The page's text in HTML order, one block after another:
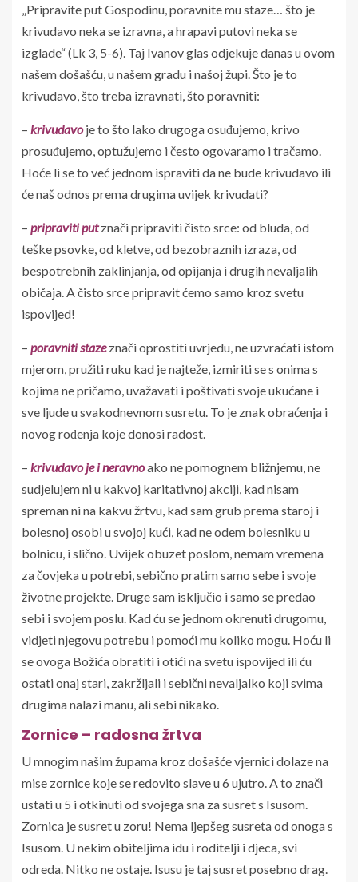
„Pripravite put Gospodinu, poravnite mu staze… što je
krivudavo neka se izravna, a hrapavi putovi neka se
izglade“ (Lk 3, 5-6). Taj Ivanov glas odjekuje danas u ovom
našem došašću, u našem gradu i našoj župi. Što je to
krivudavo, što treba izravnati, što poravniti:
– krivudavoje to što lako drugoga osuđujemo, krivo
prosuđujemo, optužujemo i često ogovaramo i tračamo.
Hoće li se to već jednom ispraviti da ne bude krivudavo ili
će naš odnos prema drugima uvijek krivudati?
– pripravitiputznači pripraviti čisto srce: od bluda, od
teške psovke, od kletve, od bezobraznih izraza, od
bespotrebnih zaklinjanja, od opijanja i drugih nevaljalih
običaja. A čisto srce pripravit ćemo samo kroz svetu
ispovijed!
– poravnitistazeznači oprostiti uvrjedu, ne uzvraćati istom
mjerom, pružiti ruku kad je najteže, izmiriti se s onima s
kojima ne pričamo, uvažavati i poštivati svoje ukućane i
sve ljude u svakodnevnom susretu. To je znak obraćenja i
novog rođenja koje donosi radost.
– krivudavoje ineravnoako ne pomognem bližnjemu, ne
sudjelujem ni u kakvoj karitativnoj akciji, kad nisam
spreman ni na kakvu žrtvu, kad sam grub prema staroj i
bolesnoj osobi u svojoj kući, kad ne odem bolesniku u
bolnicu, i slično. Uvijek obuzet poslom, nemam vremena
za čovjeka u potrebi, sebično pratim samo sebe i svoje
životne projekte. Druge sam isključio i samo se predao
sebi i svojem poslu. Kad ću se jednom okrenuti drugomu,
vidjeti njegovu potrebu i pomoći mu koliko mogu. Hoću li
se ovoga Božića obratiti i otići na svetu ispovijed ili ću
ostati onaj stari, zakržljali i sebični nevaljalko koji svima
drugima nalazi manu, ali sebi nikako.
Zornice – radosna žrtva
U mnogim našim župama kroz došašće vjernici dolaze na
mise zornice koje se redovito slave u 6 ujutro. A to znači
ustati u 5 i otkinuti od svojega sna za susret s Isusom.
Zornica je susret u zoru! Nema ljepšeg susreta od onoga s
Isusom. U nekim obiteljima idu i roditelji i djeca, svi
odreda. Nitko ne ostaje. Isusu je taj susret posebno drag.